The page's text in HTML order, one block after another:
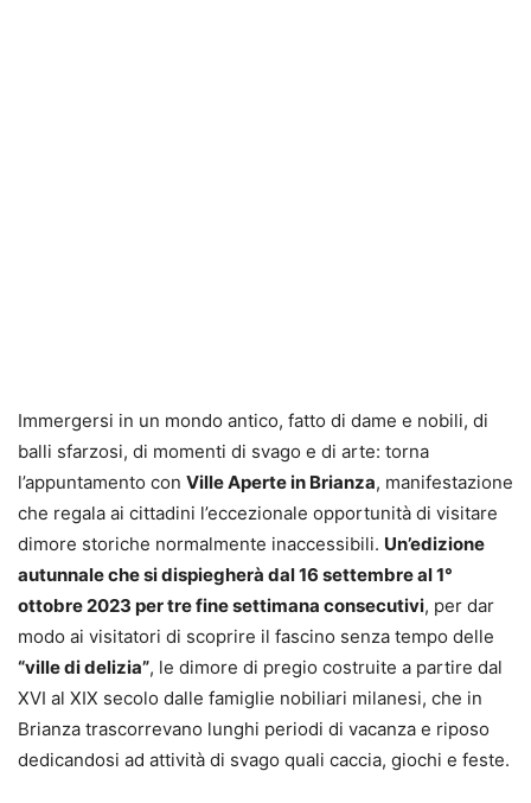
Immergersi in un mondo antico, fatto di dame e nobili, di
balli sfarzosi, di momenti di svago e di arte: torna
l’appuntamento con Ville Aperte in Brianza, manifestazione
che regala ai cittadini l’eccezionale opportunità di visitare
dimore storiche normalmente inaccessibili. Un’edizione
autunnale che si dispiegherà dal 16 settembre al 1°
ottobre 2023 per tre fine settimana consecutivi, per dar
modo ai visitatori di scoprire il fascino senza tempo delle
“ville di delizia”, le dimore di pregio costruite a partire dal
XVI al XIX secolo dalle famiglie nobiliari milanesi, che in
Brianza trascorrevano lunghi periodi di vacanza e riposo
dedicandosi ad attività di svago quali caccia, giochi e feste.